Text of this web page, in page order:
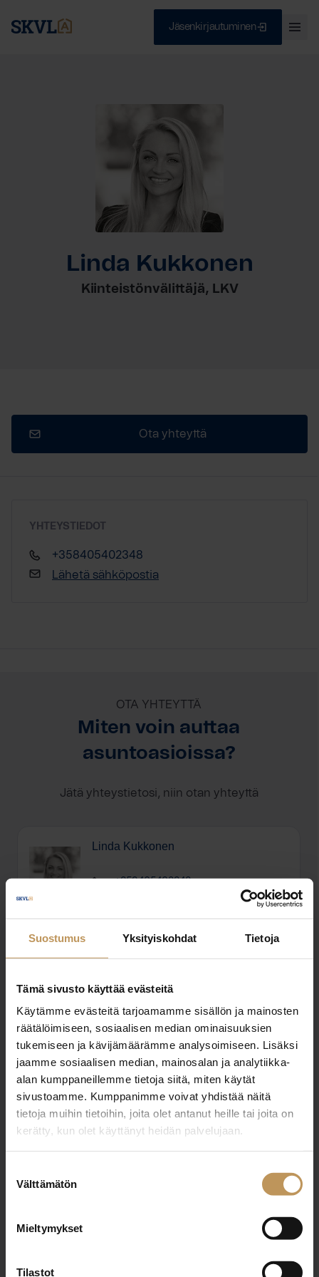
Suostumus Yksityiskohdat Tietoja
Tämä sivusto käyttää evästeitä
Käytämme evästeitä tarjoamamme sisällön ja mainosten
räätälöimiseen, sosiaalisen median ominaisuuksien
tukemiseen ja kävijämäärämme analysoimiseen. Lisäksi
jaamme sosiaalisen median, mainosalan ja analytiikka-
alan kumppaneillemme tietoja siitä, miten käytät
sivustoamme. Kumppanimme voivat yhdistää näitä
tietoja muihin tietoihin, joita olet antanut heille tai joita on
kerätty, kun olet käyttänyt heidän palvelujaan.
valinta
Välttämätön
Mieltymykset
Tilastot
Jäsenkirjautuminen
Linda Kukkonen
Kiinteistönvälittäjä, LKV
Ota yhteyttä
YHTEYSTIEDOT
+358405402348
Lähetä sähköpostia
OTA YHTEYTTÄ
Miten voin auttaa
asuntoasioissa?
Jätä yhteystietosi, niin otan yhteyttä
Linda Kukkonen
+358405402348
Aihe
Nimi *
Sähköposti